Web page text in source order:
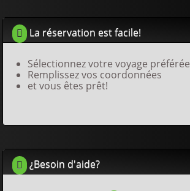
La réservation est facile!
Sélectionnez votre voyage préférée
Remplissez vos coordonnées
et vous êtes prêt!
¿Besoin d'aide?